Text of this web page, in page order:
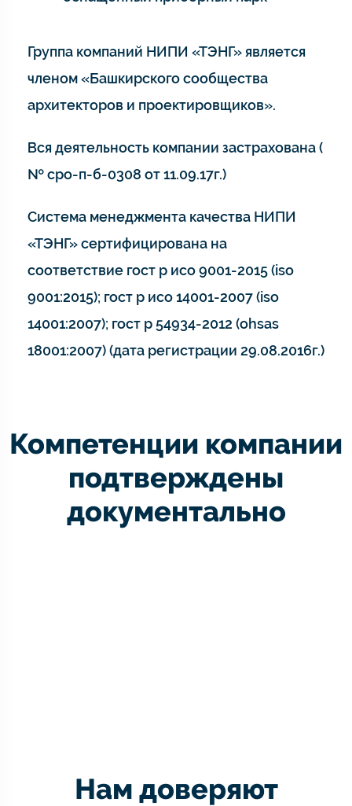
Группа компаний НИПИ «ТЭНГ» является
членом «Башкирского сообщества
архитекторов и проектировщиков».
Вся деятельность компании застрахована (
№ сро-п-б-0308 от 11.09.17г.)
Система менеджмента качества НИПИ
«ТЭНГ» сертифицирована на
соответствие гост р исо 9001-2015 (iso
9001:2015); гост р исо 14001-2007 (iso
14001:2007); гост р 54934-2012 (ohsas
18001:2007) (дата регистрации 29.08.2016г.)
Компетенции компании
подтверждены
документально
Нам доверяют